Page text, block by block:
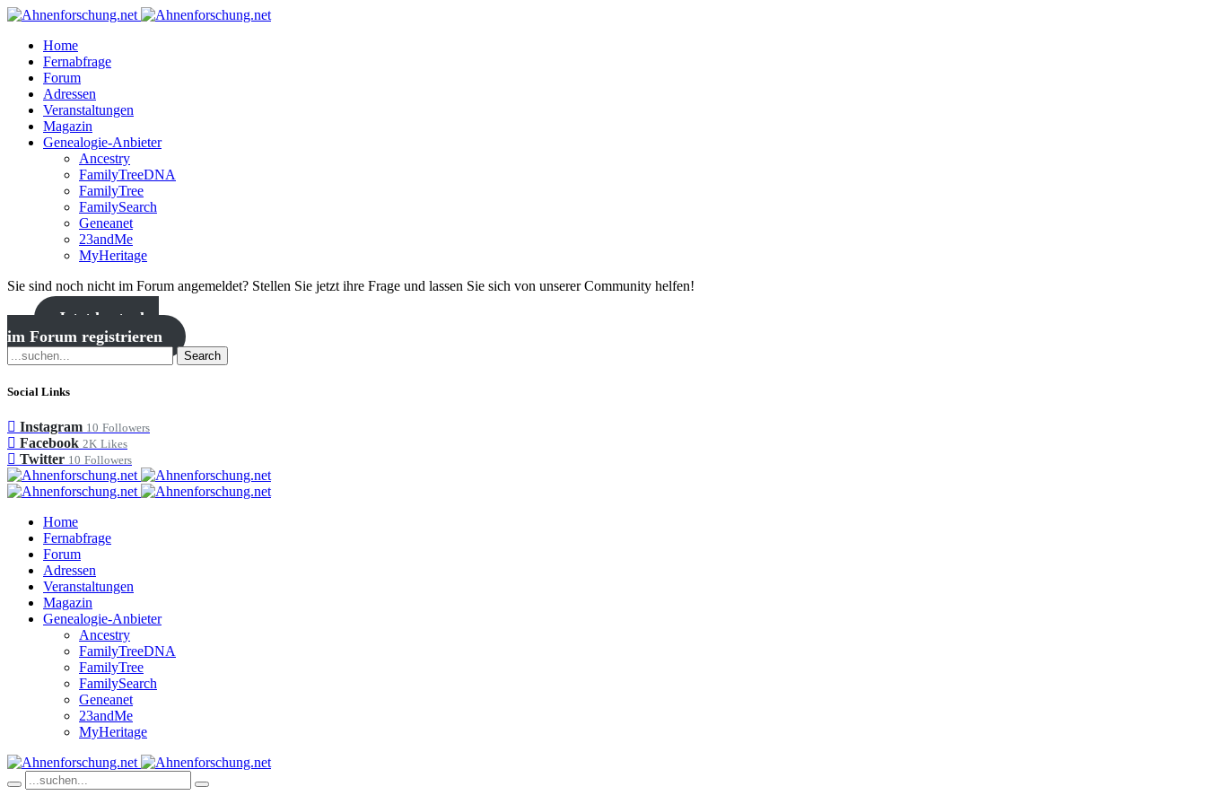
Home
Fernabfrage
Forum
Adressen
Veranstaltungen
Magazin
Genealogie-Anbieter
Ancestry
FamilyTreeDNA
FamilyTree
FamilySearch
Geneanet
23andMe
MyHeritage
Sie sind noch nicht im Forum angemeldet? Stellen Sie jetzt ihre Frage und lassen Sie sich von unserer Community helfen!
Jetzt kostenlos
im Forum registrieren
Search
Social Links
Instagram 10 Followers
Facebook 2K Likes
Twitter 10 Followers
Home
Fernabfrage
Forum
Adressen
Veranstaltungen
Magazin
Genealogie-Anbieter
Ancestry
FamilyTreeDNA
FamilyTree
FamilySearch
Geneanet
23andMe
MyHeritage